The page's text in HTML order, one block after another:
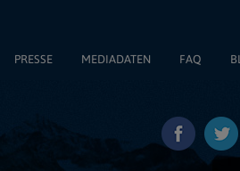
PRESSE MEDIADATEN FAQ